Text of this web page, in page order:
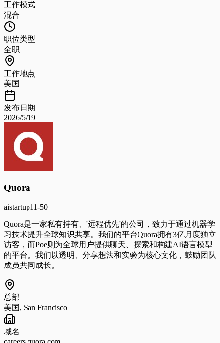
工作模式
混合
职位类型
全职
工作地点
美国
发布日期
2026/5/19
Quora
aistartup11-50
Quora是一家私有持有、'远程优先'的公司，致力于通过机器学
习技术提升全球知识共享。我们的平台Quora拥有3亿月度独立
访客，而Poe则为全球用户提供聊天、探索和构建AI语言模型
的平台。我们以透明、分享想法和实验为核心文化，鼓励团队
成员共同成长。
总部
美国, San Francisco
域名
careers.quora.com